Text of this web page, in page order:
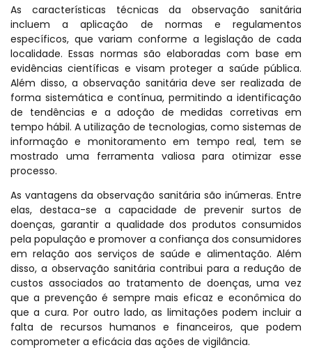
As características técnicas da observação sanitária
incluem a aplicação de normas e regulamentos
específicos, que variam conforme a legislação de cada
localidade. Essas normas são elaboradas com base em
evidências científicas e visam proteger a saúde pública.
Além disso, a observação sanitária deve ser realizada de
forma sistemática e contínua, permitindo a identificação
de tendências e a adoção de medidas corretivas em
tempo hábil. A utilização de tecnologias, como sistemas de
informação e monitoramento em tempo real, tem se
mostrado uma ferramenta valiosa para otimizar esse
processo.
As vantagens da observação sanitária são inúmeras. Entre
elas, destaca-se a capacidade de prevenir surtos de
doenças, garantir a qualidade dos produtos consumidos
pela população e promover a confiança dos consumidores
em relação aos serviços de saúde e alimentação. Além
disso, a observação sanitária contribui para a redução de
custos associados ao tratamento de doenças, uma vez
que a prevenção é sempre mais eficaz e econômica do
que a cura. Por outro lado, as limitações podem incluir a
falta de recursos humanos e financeiros, que podem
comprometer a eficácia das ações de vigilância.